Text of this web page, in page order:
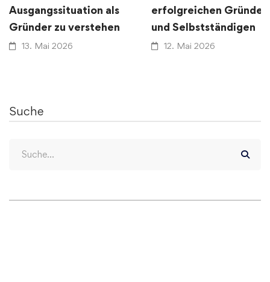
Ausgangssituation als
Gründer zu verstehen
13. Mai 2026
erfolgreichen
und Selbstständigen
12. Mai 2026
Suche